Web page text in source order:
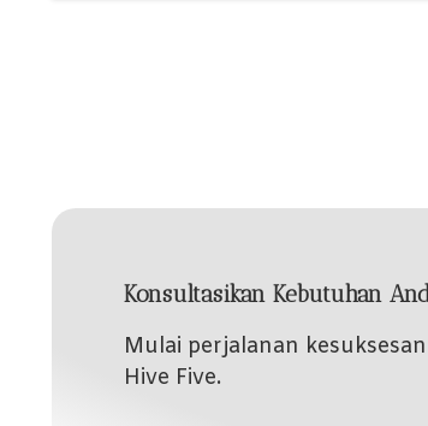
Konsultasikan Kebutuhan
Mulai perjalanan
Hive Five.